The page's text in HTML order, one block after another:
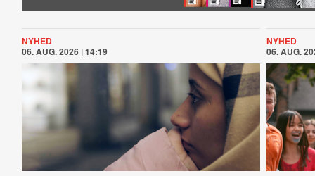
NYHED
06. AUG. 2026 | 14:19
NYHED
06. AUG.